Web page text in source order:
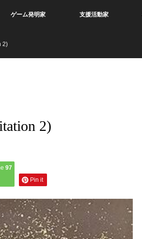
ゲーム発明家 支援活動家
2)
2)
97
Pin it